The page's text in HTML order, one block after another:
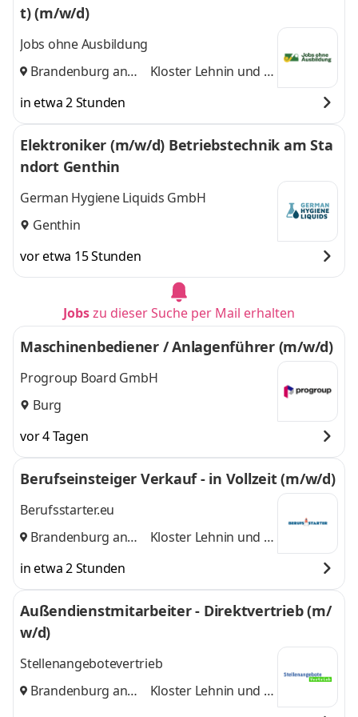
t) (m/w/d)
Jobs ohne Ausbildung
Brandenburg an
Kloster Lehnin und 5
in etwa 2 Stunden
Elektroniker (m/w/d) Betriebstechnik am Sta
ndort Genthin
German Hygiene Liquids GmbH
Genthin
vor etwa 15 Stunden
Jobszu dieser Suche per Mail erhalten
Maschinenbediener / Anlagenführer (m/w/d)
Progroup Board GmbH
Burg
vor 4 Tagen
Berufseinsteiger Verkauf - in Vollzeit (m/w/d)
Berufsstarter.eu
Brandenburg an
Kloster Lehnin und 5
in etwa 2 Stunden
Außendienstmitarbeiter - Direktvertrieb (m/
w/d)
Stellenangebotevertrieb
Brandenburg an
Kloster Lehnin und 5